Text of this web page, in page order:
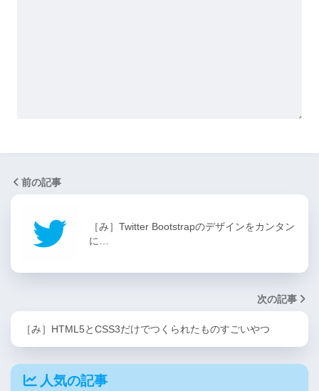
前の記事
［み］Twitter Bootstrapのデザインをカンタン
に…
次の記事
［み］HTML5とCSS3だけでつくられたものすごいやつ
人気の記事